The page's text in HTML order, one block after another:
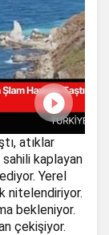
atıklar
sahili kaplayan
Yerel
nitelendiriyor.
bekleniyor.
çekişiyor.